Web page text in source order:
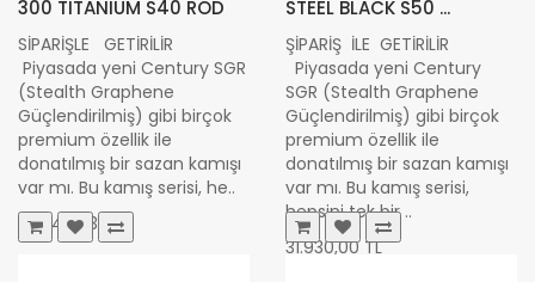
300 TITANIUM S40 ROD
SİPARİŞLE GETİRİLİR
Piyasada yeni Century SGR
(Stealth Graphene
Güçlendirilmiş) gibi birçok
premium özellik ile
donatılmış bir sazan kamışı
var mı. Bu kamış serisi, he..
23.746,93 TL
STEEL BLACK S50 ...
ŞİPARİŞ İLE GETİRİLİR
Piyasada yeni Century
SGR (Stealth Graphene
Güçlendirilmiş) gibi birçok
premium özellik ile
donatılmış bir sazan kamışı
var mı. Bu kamış serisi,
hepsini tek bir ..
31.930,00 TL